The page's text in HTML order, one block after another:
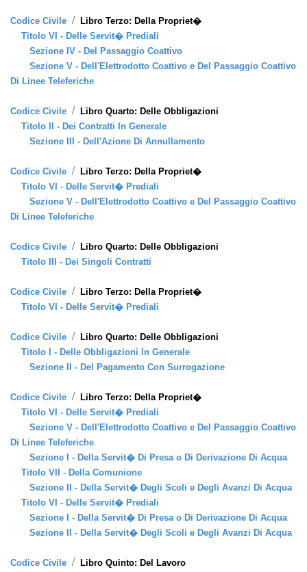
Codice Civile / Libro Terzo: Della Propriet�
Titolo VI - Delle Servit� Prediali
Sezione IV - Del Passaggio Coattivo
Sezione V - Dell'Elettrodotto Coattivo e Del Passaggio Coattivo
Di Linee Teleferiche
Codice Civile / Libro Quarto: Delle Obbligazioni
Titolo II - Dei Contratti In Generale
Sezione III - Dell'Azione Di Annullamento
Codice Civile / Libro Terzo: Della Propriet�
Titolo VI - Delle Servit� Prediali
Sezione V - Dell'Elettrodotto Coattivo e Del Passaggio Coattivo
Di Linee Teleferiche
Codice Civile / Libro Quarto: Delle Obbligazioni
Titolo III - Dei Singoli Contratti
Codice Civile / Libro Terzo: Della Propriet�
Titolo VI - Delle Servit� Prediali
Codice Civile / Libro Quarto: Delle Obbligazioni
Titolo I - Delle Obbligazioni In Generale
Sezione II - Del Pagamento Con Surrogazione
Codice Civile / Libro Terzo: Della Propriet�
Titolo VI - Delle Servit� Prediali
Sezione V - Dell'Elettrodotto Coattivo e Del Passaggio Coattivo
Di Linee Teleferiche
Sezione I - Della Servit� Di Presa o Di Derivazione Di Acqua
Titolo VII - Della Comunione
Sezione II - Della Servit� Degli Scoli e Degli Avanzi Di Acqua
Titolo VI - Delle Servit� Prediali
Sezione I - Della Servit� Di Presa o Di Derivazione Di Acqua
Sezione II - Della Servit� Degli Scoli e Degli Avanzi Di Acqua
Codice Civile / Libro Quinto: Del Lavoro